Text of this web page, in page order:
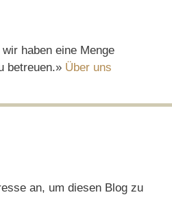
haben eine Menge
betreuen.» Über uns
an, um diesen Blog zu